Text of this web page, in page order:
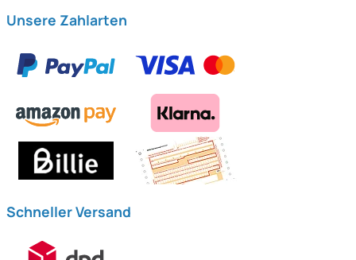
Unsere Zahlarten
Schneller Versand